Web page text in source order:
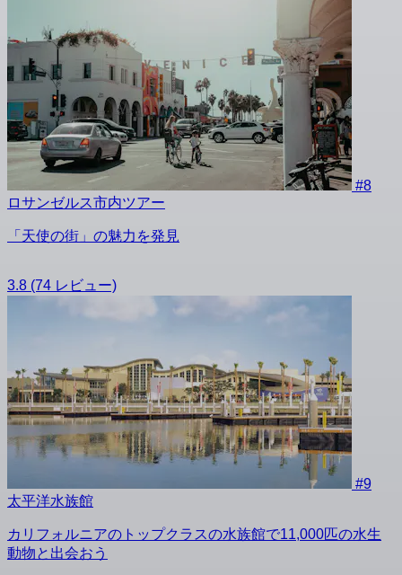
#8
ロサンゼルス市内ツアー
「天使の街」の魅力を発見
3.8 (74 レビュー)
#9
太平洋水族館
カリフォルニアのトップクラスの水族館で11,000匹の水生
動物と出会おう